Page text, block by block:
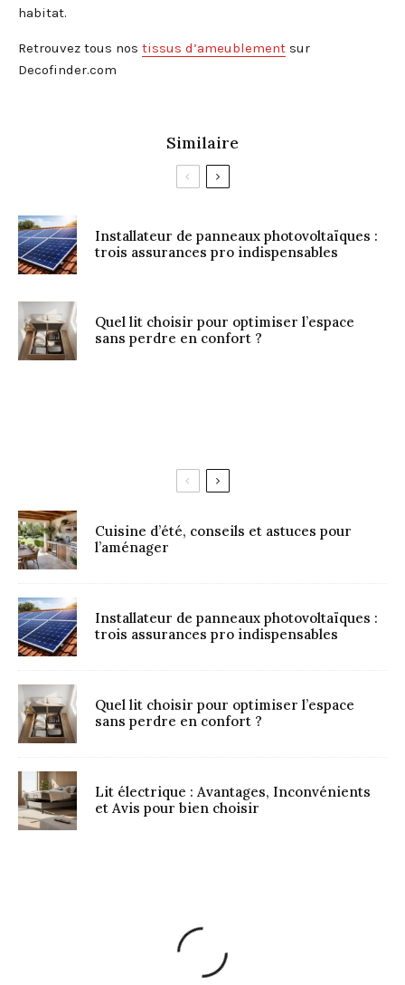
habitat.
Retrouvez tous nos tissus d’ameublement sur
Decofinder.com
Similaire
Installateur de panneaux photovoltaïques :
trois assurances pro indispensables
Quel lit choisir pour optimiser l’espace
sans perdre en confort ?
Cuisine d’été, conseils et astuces pour
l’aménager
Installateur de panneaux photovoltaïques :
trois assurances pro indispensables
Quel lit choisir pour optimiser l’espace
sans perdre en confort ?
Lit électrique : Avantages, Inconvénients
et Avis pour bien choisir